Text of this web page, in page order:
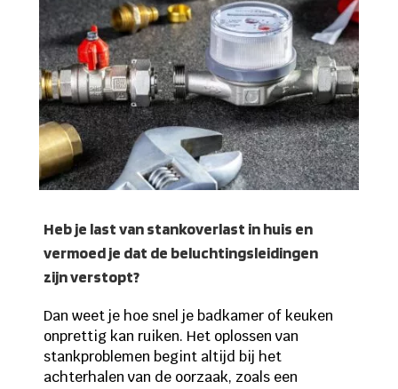
Heb je last van stankoverlast in huis en
vermoed je dat de beluchtingsleidingen
zijn verstopt?
Dan weet je hoe snel je badkamer of keuken
onprettig kan ruiken. Het oplossen van
stankproblemen begint altijd bij het
achterhalen van de oorzaak, zoals een